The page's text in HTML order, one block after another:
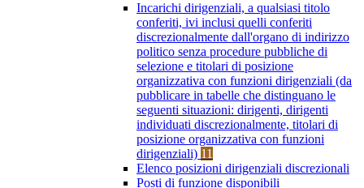
Incarichi dirigenziali, a qualsiasi titolo
conferiti, ivi inclusi quelli conferiti
discrezionalmente dall'organo di indirizzo
politico senza procedure pubbliche di
selezione e titolari di posizione
organizzativa con funzioni dirigenziali (da
pubblicare in tabelle che distinguano le
seguenti situazioni: dirigenti, dirigenti
individuati discrezionalmente, titolari di
posizione organizzativa con funzioni
dirigenziali) 11
Elenco posizioni dirigenziali discrezionali
Posti di funzione disponibili